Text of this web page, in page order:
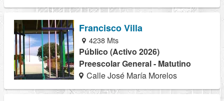
Francisco Villa
4238 Mts
Público (Activo 2026)
Preescolar General - Matutino
Calle José María Morelos